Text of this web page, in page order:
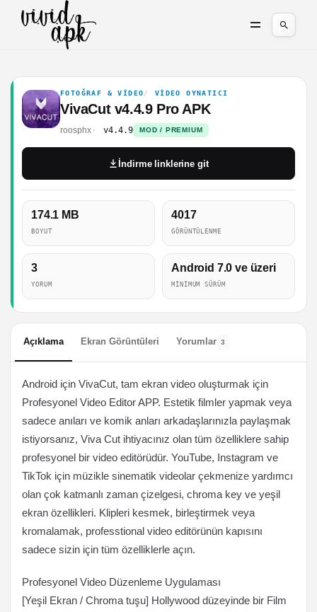
FOTOĞRAF & VIDEO VIDEO OYNATICI
VivaCut v4.4.9 Pro APK
roosphx v4.4.9 MOD / PREMIUM
174.1 MB
BOYUT
4017
GÖRÜNTÜLENME
3
YORUM
Android 7.0 ve üzeri
MINIMUM SÜRÜM
İndirme linklerine git
Açıklama Ekran Görüntüleri Yorumlar 3
Android için VivaCut, tam ekran video oluşturmak için
Profesyonel Video Editor APP. Estetik filmler yapmak veya
sadece anıları ve komik anları arkadaşlarınızla paylaşmak
istiyorsanız, Viva Cut ihtiyacınız olan tüm özelliklere sahip
profesyonel bir video editörüdür. YouTube, Instagram ve
TikTok için müzikle sinematik videolar çekmenize yardımcı
olan çok katmanlı zaman çizelgesi, chroma key ve yeşil
ekran özellikleri. Klipleri kesmek, birleştirmek veya
kromalamak, professtional video editörünün kapısını
sadece sizin için tüm özelliklerle açın.
Profesyonel Video Düzenleme Uygulaması
[Yeşil Ekran / Chroma tuşu] Hollywood düzeyinde bir Film